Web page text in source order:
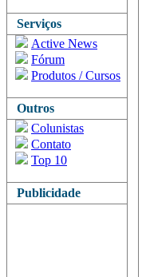
Serviços
Active News
Fórum
Produtos / Cursos
Outros
Colunistas
Contato
Top 10
Publicidade